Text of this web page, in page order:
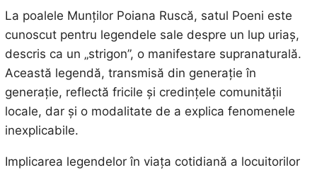
La poalele Munților Poiana Ruscă, satul Poeni este
cunoscut pentru legendele sale despre un lup uriaș,
descris ca un „strigon”, o manifestare supranaturală.
Această legendă, transmisă din generație în
generație, reflectă fricile și credințele comunității
locale, dar și o modalitate de a explica fenomenele
inexplicabile.
Implicarea legendelor în viața cotidiană a locuitorilor